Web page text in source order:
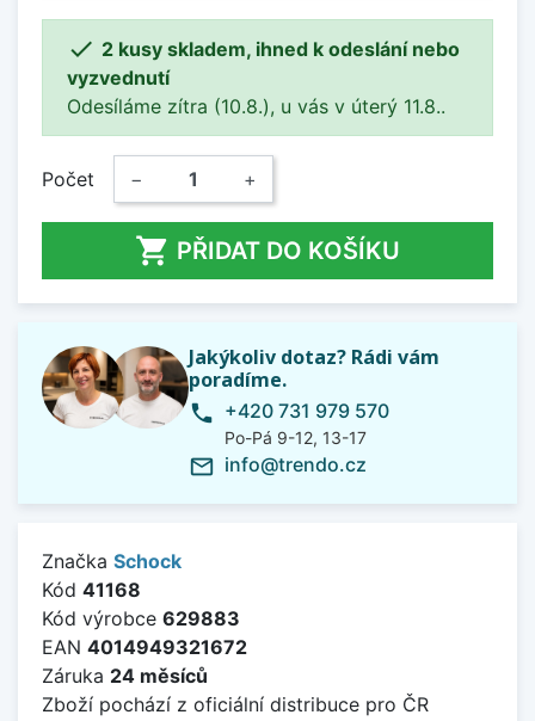
 2 kusy skladem, ihned k odeslání nebo
vyzvednutí
Odesíláme zítra (10.8.), u vás v úterý 11.8..
Počet − +
 PŘIDAT DO KOŠÍKU
Jakýkoliv dotaz? Rádi vám
poradíme.
phone +420 731 979 570
Po-Pá 9-12, 13-17
mail_outline info@trendo.cz
Značka Schock
Kód 41168
Kód výrobce 629883
EAN 4014949321672
Záruka 24 měsíců
Zboží pochází z oficiální distribuce pro ČR